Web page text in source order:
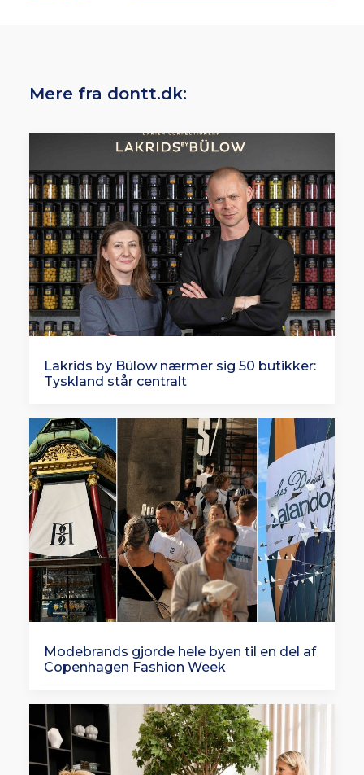
Mere fra dontt.dk:
Lakrids by Bülow nærmer sig 50 butikker:
Tyskland står centralt
Modebrands gjorde hele byen til en del af
Copenhagen Fashion Week